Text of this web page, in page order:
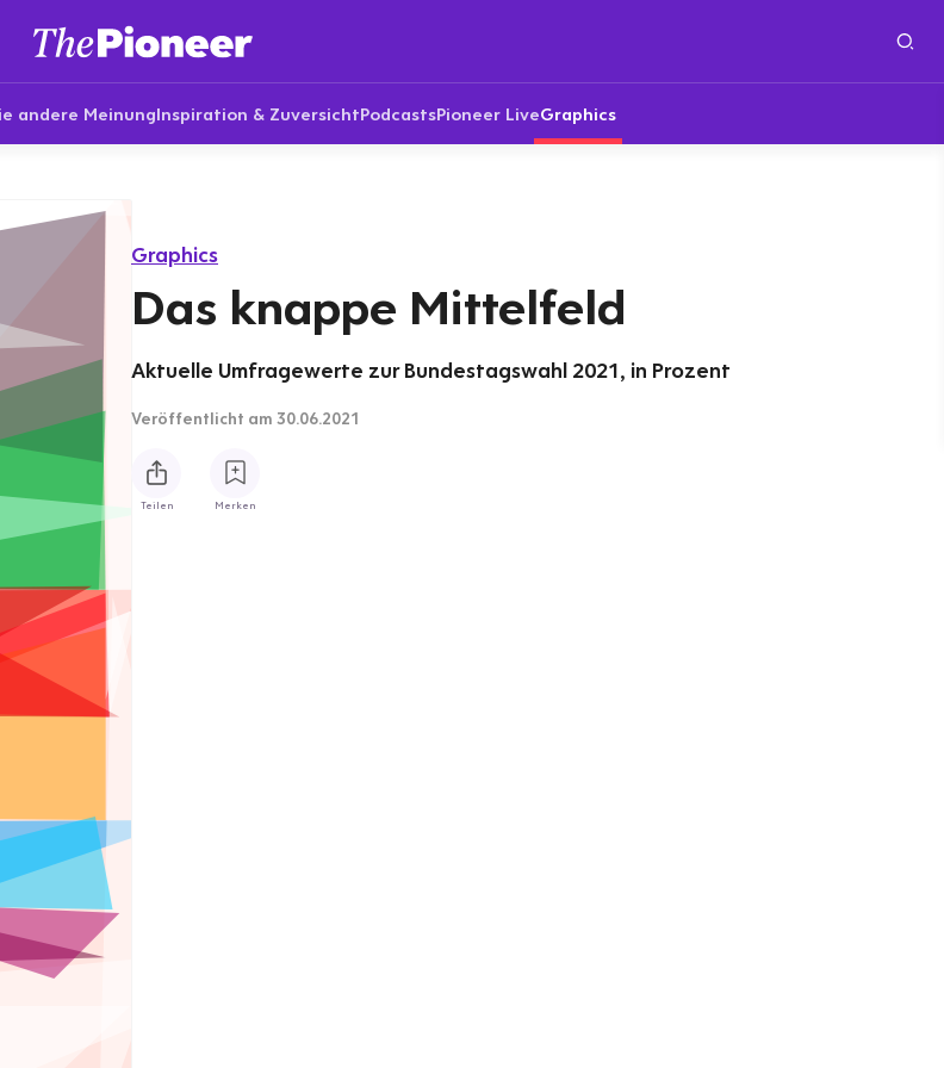
andere MeinungInspiration & ZuversichtPodcastsPioneer LiveGraphics
Graphics
Das knappe Mittelfeld
Aktuelle Umfragewerte zur Bundestagswahl 2021, in Prozent
Veröffentlicht am 30.06.2021
Teilen Merken